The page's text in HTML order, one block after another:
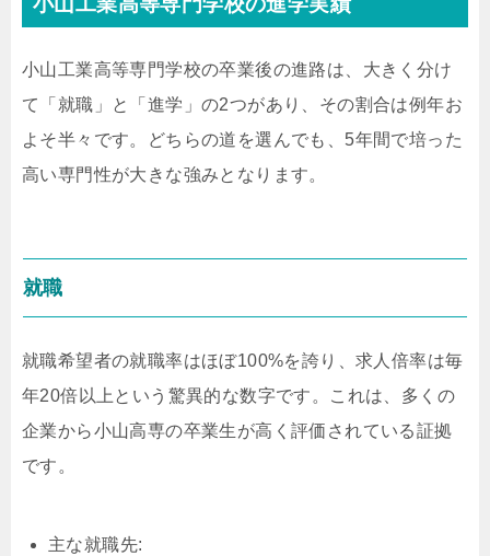
小山工業高等専門学校の卒業後の進路は、大きく分け
て「就職」と「進学」の2つがあり、その割合は例年お
よそ半々です。どちらの道を選んでも、5年間で培った
高い専門性が大きな強みとなります。
就職
就職希望者の就職率はほぼ100%を誇り、求人倍率は毎
年20倍以上という驚異的な数字です。これは、多くの
企業から小山高専の卒業生が高く評価されている証拠
です。
主な就職先: